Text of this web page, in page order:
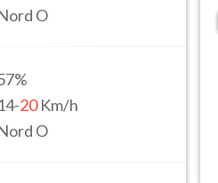
O
%
-20Km/h
O